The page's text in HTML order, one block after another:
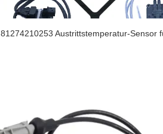
81274210253 Austrittstemperatur-Sensor